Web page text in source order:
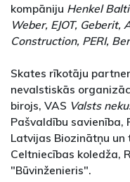
kompāniju Henkel
Weber, EJOT,
Construction, PERI,
Skates rīkotāju
nevalstiskās
birojs, VAS Valsts
Pašvaldību savienība,
Latvijas Biozinātņu
Celtniecības koledža,
"Būvinženieris".